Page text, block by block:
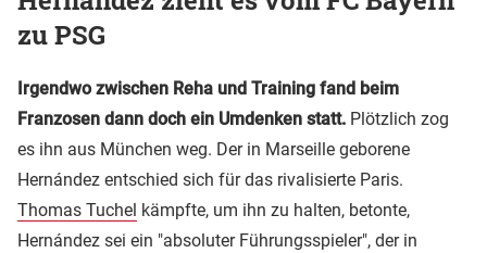
zu PSG
Irgendwo zwischen Reha und Training fand beim
Franzosen dann doch ein Umdenken statt. Plötzlich zog
es ihn aus München weg. Der in Marseille geborene
Hernández entschied sich für das rivalisierte Paris.
Thomas Tuchel kämpfte, um ihn zu halten, betonte,
Hernández sei ein "absoluter Führungsspieler", der in